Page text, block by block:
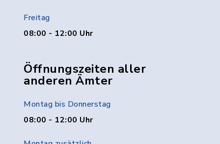
Freitag
08:00 - 12:00 Uhr
Öffnungszeiten aller
anderen Ämter
Montag bis Donnerstag
08:00 - 12:00 Uhr